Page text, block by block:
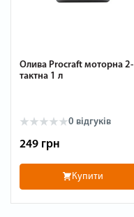
Олива Procraft моторна 2-
тактна 1 л
0 відгуків
249 грн
Купити